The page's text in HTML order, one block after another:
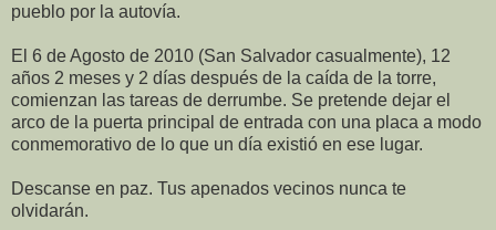
pueblo por la autovía.
El 6 de Agosto de 2010 (San Salvador casualmente), 12
años 2 meses y 2 días después de la caída de la torre,
comienzan las tareas de derrumbe. Se pretende dejar el
arco de la puerta principal de entrada con una placa a modo
conmemorativo de lo que un día existió en ese lugar.
Descanse en paz. Tus apenados vecinos nunca te
olvidarán.